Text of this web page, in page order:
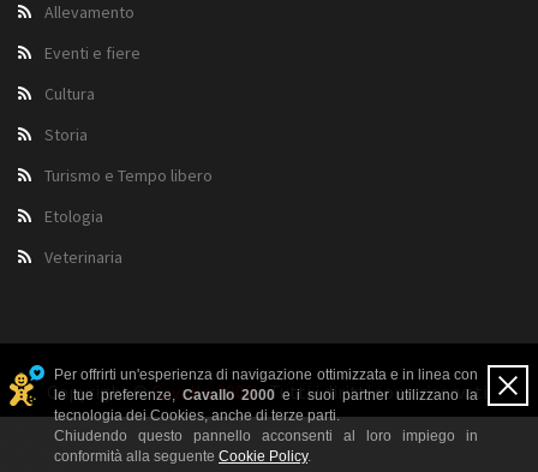
Allevamento
Eventi e fiere
Cultura
Storia
Turismo e Tempo libero
Etologia
Veterinaria
Copyright ©Cavallo 2000- Tutti i diritti sono riservati.
Per offrirti un'esperienza di navigazione ottimizzata e in linea con
le tue preferenze,Cavallo 2000e i suoi partner utilizzano la
tecnologia dei Cookies, anche di terze parti.
Chiudendo questo pannello acconsenti al loro impiego in
conformità alla seguente Cookie Policy.